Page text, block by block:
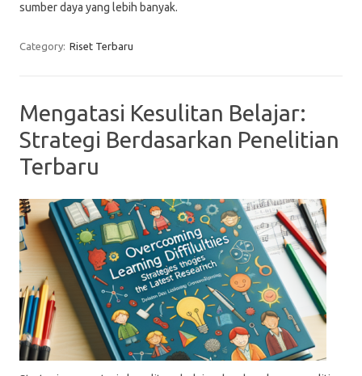
sumber daya yang lebih banyak.
Category: Riset Terbaru
Mengatasi Kesulitan Belajar:
Strategi Berdasarkan Penelitian
Terbaru